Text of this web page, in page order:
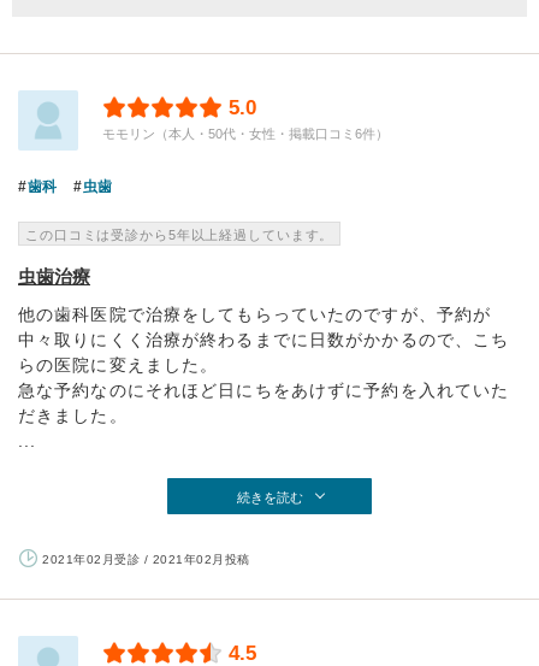
5.0
モモリン（本人・50代・女性・掲載口コミ6件）
歯科 虫歯
この口コミは受診から5年以上経過しています。
虫歯治療
他の歯科医院で治療をしてもらっていたのですが、予約が
中々取りにくく治療が終わるまでに日数がかかるので、こち
らの医院に変えました。
急な予約なのにそれほど日にちをあけずに予約を入れていた
だきました。
続きを読む
2021年02月受診 / 2021年02月投稿
4.5